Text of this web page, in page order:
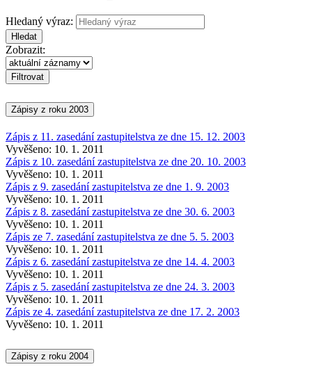
Hledaný výraz:
Hledat
Zobrazit:
Zápisy z roku 2003
Zápis z 11. zasedání zastupitelstva ze dne 15. 12. 2003
Vyvěšeno: 10. 1. 2011
Zápis z 10. zasedání zastupitelstva ze dne 20. 10. 2003
Vyvěšeno: 10. 1. 2011
Zápis z 9. zasedání zastupitelstva ze dne 1. 9. 2003
Vyvěšeno: 10. 1. 2011
Zápis z 8. zasedání zastupitelstva ze dne 30. 6. 2003
Vyvěšeno: 10. 1. 2011
Zápis ze 7. zasedání zastupitelstva ze dne 5. 5. 2003
Vyvěšeno: 10. 1. 2011
Zápis z 6. zasedání zastupitelstva ze dne 14. 4. 2003
Vyvěšeno: 10. 1. 2011
Zápis z 5. zasedání zastupitelstva ze dne 24. 3. 2003
Vyvěšeno: 10. 1. 2011
Zápis ze 4. zasedání zastupitelstva ze dne 17. 2. 2003
Vyvěšeno: 10. 1. 2011
Zápisy z roku 2004